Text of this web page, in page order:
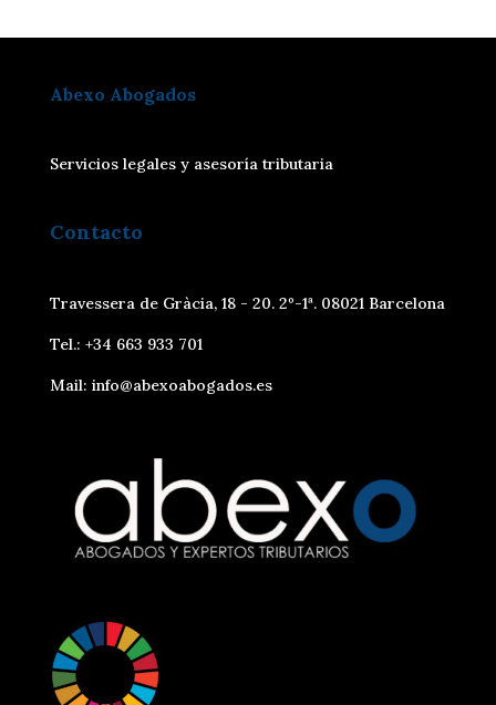
Abexo Abogados
Servicios legales y asesoría tributaria
Contacto
Travessera de Gràcia, 18 - 20. 2º-1ª. 08021 Barcelona
Tel.: +34 663 933 701
Mail: info@abexoabogados.es